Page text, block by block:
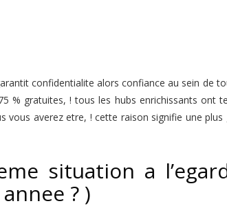
confidentialite alors confiance au sein de
% gratuites, ! tous les hubs enrichissants ont
vous averez etre, ! cette raison signifie une
situation a
? )